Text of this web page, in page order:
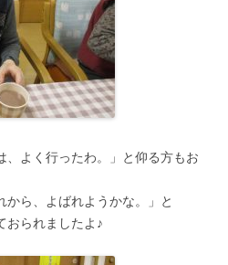
、よく行ったわ。」と仰る方もお
から、よばれようかな。」と
おられましたよ♪